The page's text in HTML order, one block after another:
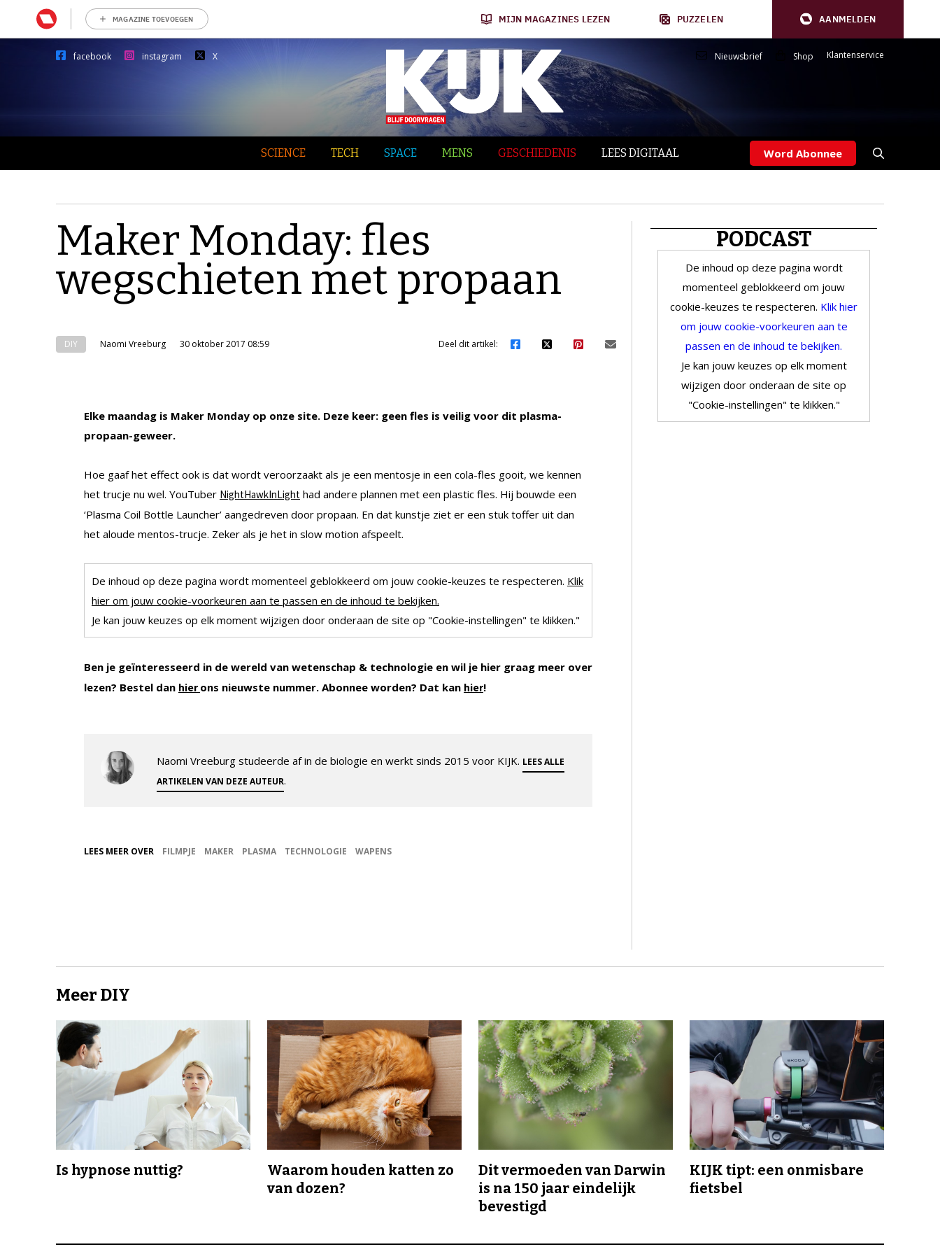
MAGAZINE TOEVOEGEN MIJN MAGAZINES LEZEN PUZZELEN AANMELDEN
facebook instagram X Nieuwsbrief Shop Klantenservice
SCIENCE TECH SPACE MENS GESCHIEDENIS LEES DIGITAAL Word Abonnee
Maker Monday: fles
wegschieten met propaan
DIY Naomi Vreeburg 30 oktober 2017 08:59 Deel dit artikel:
Elke maandag is Maker Monday op onze site. Deze keer: geen fles is veilig voor dit plasma-
propaan-geweer.
Hoe gaaf het effect ook is dat wordt veroorzaakt als je een mentosje in een cola-fles gooit, we kennen
het trucje nu wel. YouTuber NightHawkInLight had andere plannen met een plastic fles. Hij bouwde een
‘Plasma Coil Bottle Launcher’ aangedreven door propaan. En dat kunstje ziet er een stuk toffer uit dan
het aloude mentos-trucje. Zeker als je het in slow motion afspeelt.
De inhoud op deze pagina wordt momenteel geblokkeerd om jouw cookie-keuzes te respecteren. Klik
hier om jouw cookie-voorkeuren aan te passen en de inhoud te bekijken.
Je kan jouw keuzes op elk moment wijzigen door onderaan de site op "Cookie-instellingen" te klikken."
Ben je geïnteresseerd in de wereld van wetenschap & technologie en wil je hier graag meer over
lezen? Bestel dan hier ons nieuwste nummer. Abonnee worden? Dat kan hier!
Naomi Vreeburg studeerde af in de biologie en werkt sinds 2015 voor KIJK. LEES ALLE
ARTIKELEN VAN DEZE AUTEUR.
LEES MEER OVER FILMPJE MAKER PLASMA TECHNOLOGIE WAPENS
PODCAST
De inhoud op deze pagina wordt
momenteel geblokkeerd om jouw
cookie-keuzes te respecteren. Klik hier
om jouw cookie-voorkeuren aan te
passen en de inhoud te bekijken.
Je kan jouw keuzes op elk moment
wijzigen door onderaan de site op
"Cookie-instellingen" te klikken."
Meer DIY
Is hypnose nuttig?
Waarom houden katten zo
van dozen?
Dit vermoeden van Darwin
is na 150 jaar eindelijk
bevestigd
KIJK tipt: een onmisbare
fietsbel